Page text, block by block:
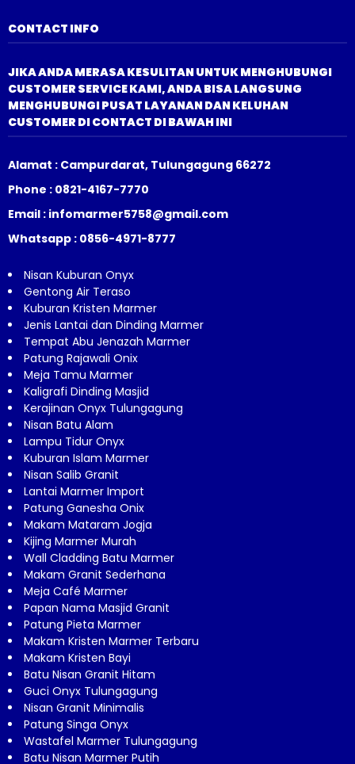
CONTACT INFO
JIKA ANDA MERASA KESULITAN UNTUK MENGHUBUNGI
CUSTOMER SERVICE KAMI, ANDA BISA LANGSUNG
MENGHUBUNGI PUSAT LAYANAN DAN KELUHAN
CUSTOMER DI CONTACT DI BAWAH INI
Alamat : Campurdarat, Tulungagung 66272
Phone : 0821-4167-7770
Email : infomarmer5758@gmail.com
Whatsapp : 0856-4971-8777
Nisan Kuburan Onyx
Gentong Air Teraso
Kuburan Kristen Marmer
Jenis Lantai dan Dinding Marmer
Tempat Abu Jenazah Marmer
Patung Rajawali Onix
Meja Tamu Marmer
Kaligrafi Dinding Masjid
Kerajinan Onyx Tulungagung
Nisan Batu Alam
Lampu Tidur Onyx
Kuburan Islam Marmer
Nisan Salib Granit
Lantai Marmer Import
Patung Ganesha Onix
Makam Mataram Jogja
Kijing Marmer Murah
Wall Cladding Batu Marmer
Makam Granit Sederhana
Meja Café Marmer
Papan Nama Masjid Granit
Patung Pieta Marmer
Makam Kristen Marmer Terbaru
Makam Kristen Bayi
Batu Nisan Granit Hitam
Guci Onyx Tulungagung
Nisan Granit Minimalis
Patung Singa Onyx
Wastafel Marmer Tulungagung
Batu Nisan Marmer Putih